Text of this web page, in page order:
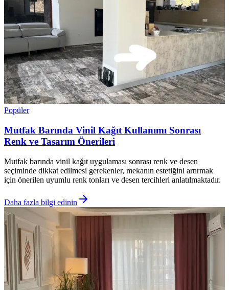
Popüler
Mutfak Barında Vinil Kağıt Kullanımı Sonrası
Renk ve Tasarım Önerileri
Mutfak barında vinil kağıt uygulaması sonrası renk ve desen
seçiminde dikkat edilmesi gerekenler, mekanın estetiğini artırmak
için önerilen uyumlu renk tonları ve desen tercihleri anlatılmaktadır.
Daha fazla bilgi edinin